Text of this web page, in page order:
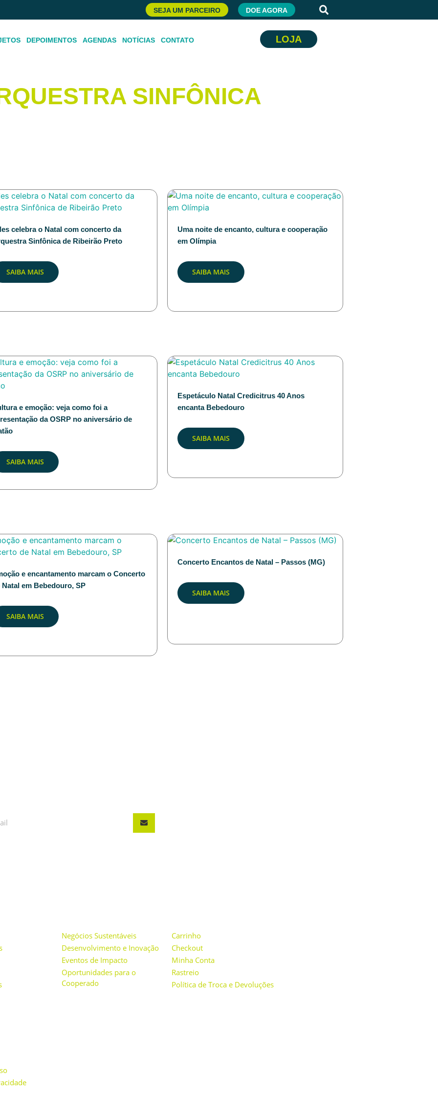
SEJA UM PARCEIRO DOE AGORA
DEPOIMENTOS AGENDAS NOTÍCIAS CONTATO LOJA
SINFÔNICA
celebra o Natal com concerto da
Sinfônica de Ribeirão Preto
SAIBA MAIS
Uma noite de encanto, cultura e cooperação
em Olímpia
SAIBA MAIS
e emoção: veja como foi a
da OSRP no aniversário de
SAIBA MAIS
Espetáculo Natal Credicitrus 40 Anos
encanta Bebedouro
SAIBA MAIS
e encantamento marcam o Concerto
Natal em Bebedouro, SP
SAIBA MAIS
Concerto Encantos de Natal – Passos (MG)
SAIBA MAIS
Negócios Sustentáveis
Desenvolvimento e Inovação
Eventos de Impacto
Oportunidades para o
Cooperado
Carrinho
Checkout
Minha Conta
Rastreio
Política de Troca e Devoluções